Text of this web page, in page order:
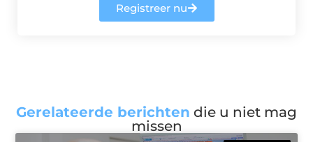
Registreer nu
Gerelateerde berichten die u niet mag
missen